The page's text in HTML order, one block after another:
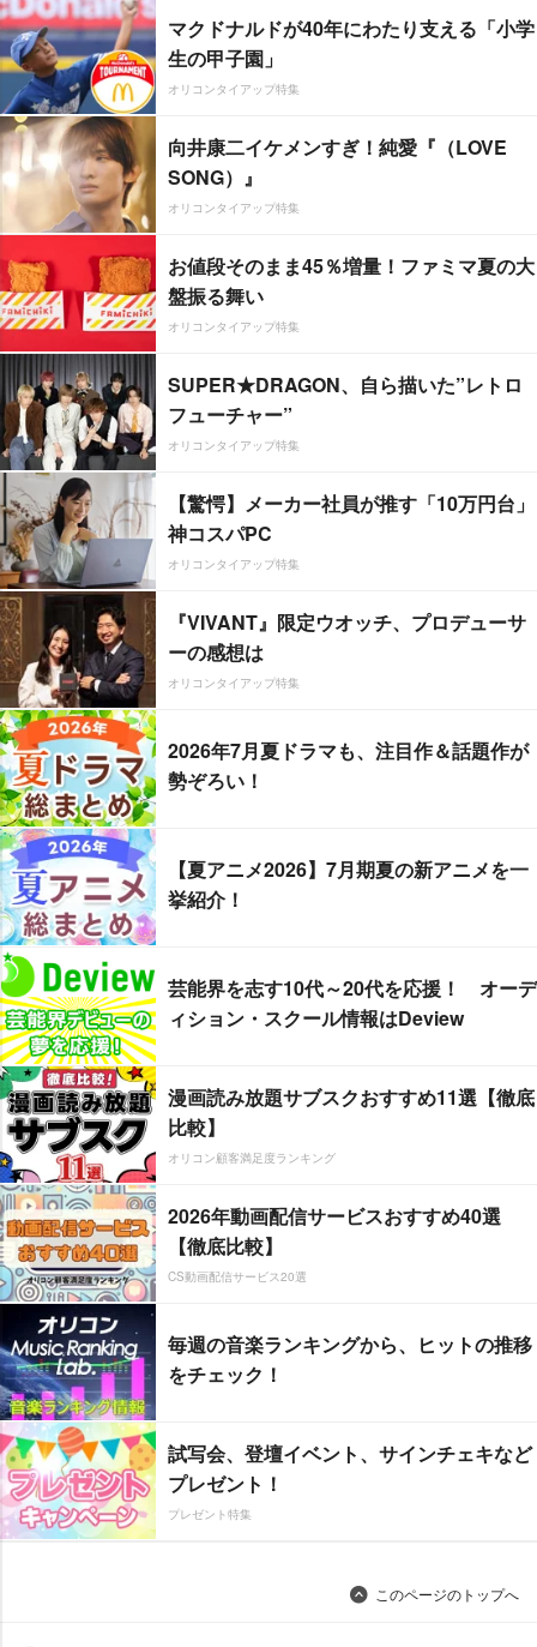
マクドナルドが40年にわたり支える「小学
生の甲子園」
オリコンタイアップ特集
向井康二イケメンすぎ！純愛『（LOVE
SONG）』
オリコンタイアップ特集
お値段そのまま45％増量！ファミマ夏の大
盤振る舞い
オリコンタイアップ特集
SUPER★DRAGON、自ら描いた”レトロ
フューチャー”
オリコンタイアップ特集
【驚愕】メーカー社員が推す「10万円台」
神コスパPC
オリコンタイアップ特集
『VIVANT』限定ウオッチ、プロデューサ
ーの感想は
オリコンタイアップ特集
2026年7月夏ドラマも、注目作＆話題作が
勢ぞろい！
【夏アニメ2026】7月期夏の新アニメを一
挙紹介！
芸能界を志す10代～20代を応援！ オーデ
ィション・スクール情報はDeview
漫画読み放題サブスクおすすめ11選【徹底
比較】
オリコン顧客満足度ランキング
2026年動画配信サービスおすすめ40選
【徹底比較】
CS動画配信サービス20選
毎週の音楽ランキングから、ヒットの推移
をチェック！
試写会、登壇イベント、サインチェキなど
プレゼント！
プレゼント特集
このページのトップへ